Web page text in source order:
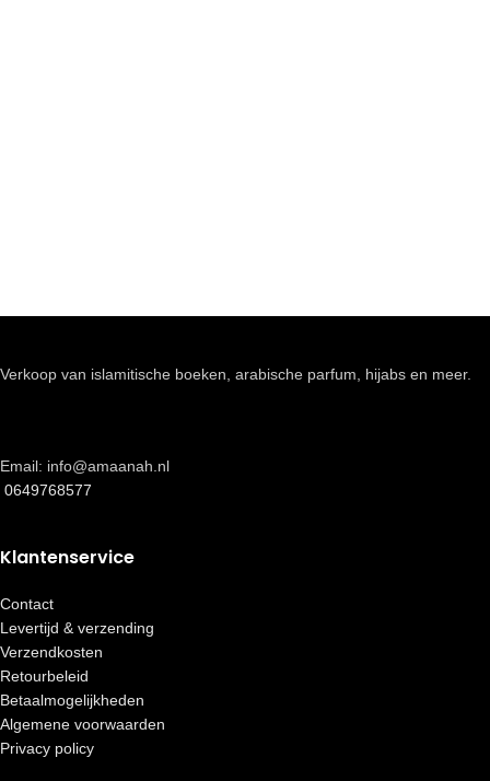
Verkoop van islamitische boeken, arabische parfum, hijabs en meer.
Email: info@amaanah.nl
0649768577
Klantenservice
Contact
Levertijd & verzending
Verzendkosten
Retourbeleid
Betaalmogelijkheden
Algemene voorwaarden
Privacy policy